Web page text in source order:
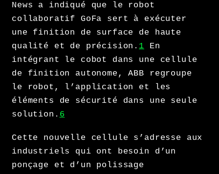
News a indiqué que le robot
collaboratif GoFa sert à exécuter
une finition de surface de haute
qualité et de précision. 1 En
intégrant le cobot dans une cellule
de finition autonome, ABB regroupe
le robot, l’application et les
éléments de sécurité dans une seule
solution. 6
Cette nouvelle cellule s’adresse aux
industriels qui ont besoin d’un
ponçage et d’un polissage